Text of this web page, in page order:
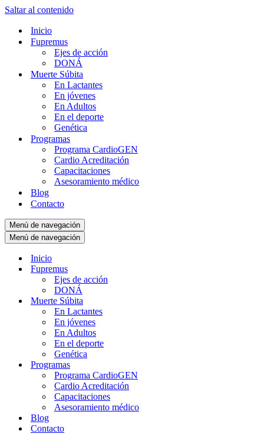
Saltar al contenido
Inicio
Fupremus
Ejes de acción
DONÁ
Muerte Súbita
En Lactantes
En jóvenes
En Adultos
En el deporte
Genética
Programas
Programa CardioGEN
Cardio Acreditación
Capacitaciones
Asesoramiento médico
Blog
Contacto
Menú de navegación
Menú de navegación
Inicio
Fupremus
Ejes de acción
DONÁ
Muerte Súbita
En Lactantes
En jóvenes
En Adultos
En el deporte
Genética
Programas
Programa CardioGEN
Cardio Acreditación
Capacitaciones
Asesoramiento médico
Blog
Contacto